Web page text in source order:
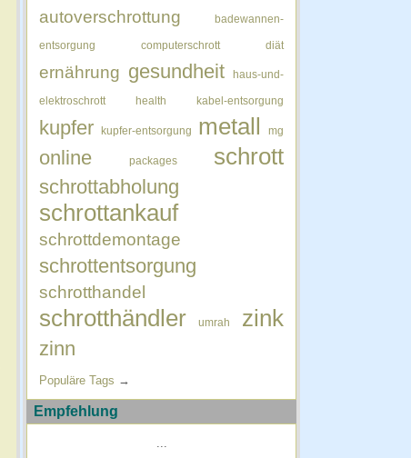
autoverschrottung badewannen-
entsorgung computerschrott diät
ernährung gesundheit haus-und-
elektroschrott health kabel-entsorgung
kupfer kupfer-entsorgung metall mg
online packages schrott
schrottabholung
schrottankauf
schrottdemontage
schrottentsorgung
schrotthandel
schrotthändler umrah zink
zinn
Populäre Tags →
Empfehlung